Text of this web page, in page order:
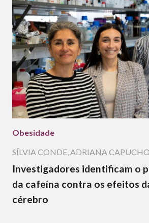
Obesidade
SÍLVIA CONDE,ADRIANA CAPUCHO
Investigadores identificam o
da cafeína contra os efeitos
cérebro